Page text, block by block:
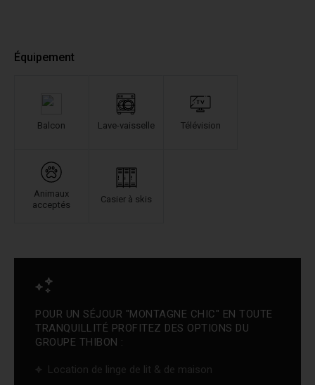
Équipement
Balcon Lave-vaisselle Télévision
Animaux
acceptés
Casier à skis
POUR UN SÉJOUR "MONTAGNE CHIC" EN TOUTE
TRANQUILLITÉ PROFITEZ DES OPTIONS DU
GROUPE THIBON :
Location de linge de lit & de maison